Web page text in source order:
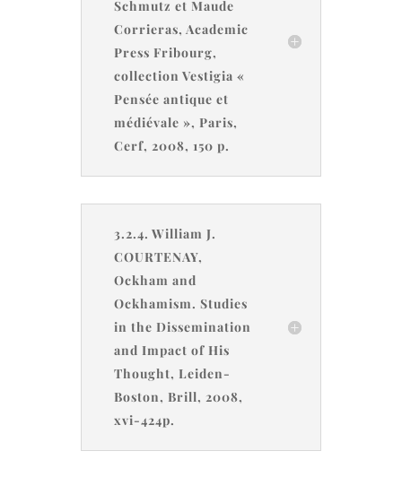
Schmutz et Maude
Corrieras, Academic
Press Fribourg,
collection Vestigia «
Pensée antique et
médiévale », Paris,
Cerf, 2008, 150 p.
3.2.4. William J.
COURTENAY,
Ockham and
Ockhamism. Studies
in the Dissemination
and Impact of His
Thought, Leiden-
Boston, Brill, 2008,
xvi-424p.